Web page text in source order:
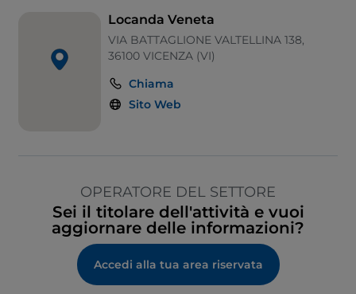
Locanda Veneta
VIA BATTAGLIONE VALTELLINA 138,
36100 VICENZA (VI)
Chiama
Sito Web
OPERATORE DEL SETTORE
Sei il titolare dell'attività e vuoi
aggiornare delle informazioni?
Accedi alla tua area riservata